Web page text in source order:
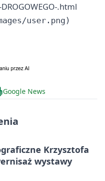
DROGOWEGO-.html
Google News
Krzysztofa
wystawy